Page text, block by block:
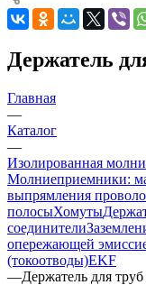
Держатель
Главная
—
Каталог
—
Изолированная
Молниеприемники:
выпрямления
полосыХомуты
соединители
опережающей
(токоотводы)EKF
—Держатель для